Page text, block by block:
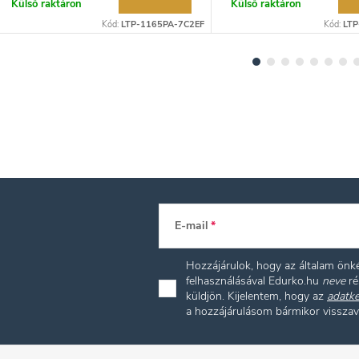
Külső raktáron
Kód: LTP-1165PA-7C2EF
Külső raktáron
Kód:
E-mail
Hozzájárulok, hogy az általam
felhasználásával Edurko.hu neve
küldjön. Kijelentem, hogy az
a hozzájárulásom bármikor